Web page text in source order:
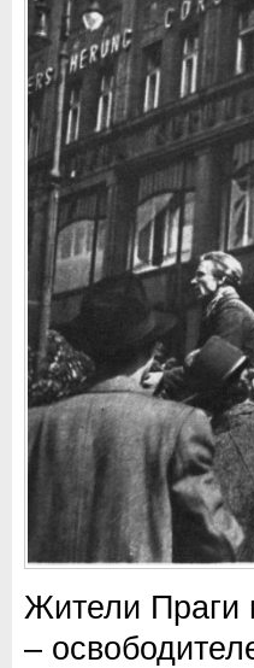
Жители Праги
–